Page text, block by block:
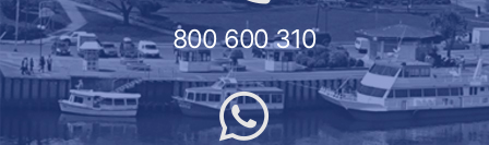
800 600 310